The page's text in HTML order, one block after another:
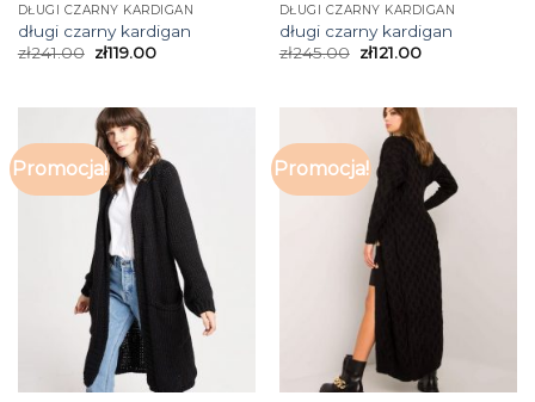
DŁUGI CZARNY KARDIGAN
długi czarny kardigan
zł241.00 zł119.00
DŁUGI CZARNY KARDIGAN
długi czarny kardigan
zł245.00 zł121.00
Promocja! Promocja!